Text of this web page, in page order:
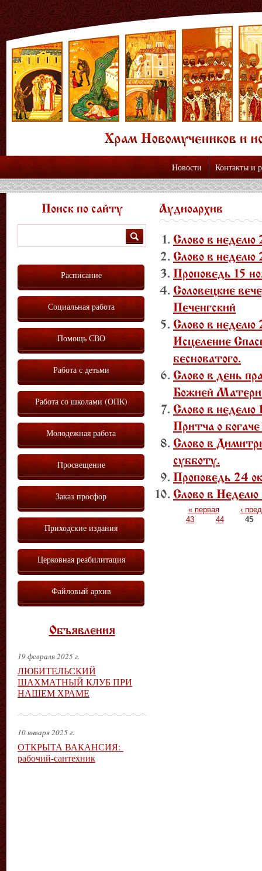
Новости Контакты и
Аудиоархив
Слово в
Слово в неделю
Проповедь 15
Соловецкие
Печенгский
Слово в
Исцеление
бесноватого.
Слово в день
Божией
Слово в неделю
Притча о
Слово в
субботу.
Проповедь 24
Слово в
Страницы« первая
‹
43
44 45
Поиск по сайту
Расписание
Социальная работа
Помощь СВО
Работа с детьми
Работа со школами (ОПК)
Молодежная работа
Просвещение
Заказ просфор
Приходские издания
Церковная реабилитация
Файловый архив
Объявления
19 февраля 2025 г.
ЛЮБИТЕЛЬСКИЙ
ШАХМАТНЫЙ КЛУБ ПРИ
НАШЕМ ХРАМЕ
10 января 2025 г.
ОТКРЫТА ВАКАНСИЯ:
рабочий-сантехник